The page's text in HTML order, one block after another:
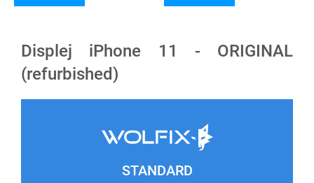
Displej iPhone 11 - ORIGINAL
(refurbished)
STANDARD